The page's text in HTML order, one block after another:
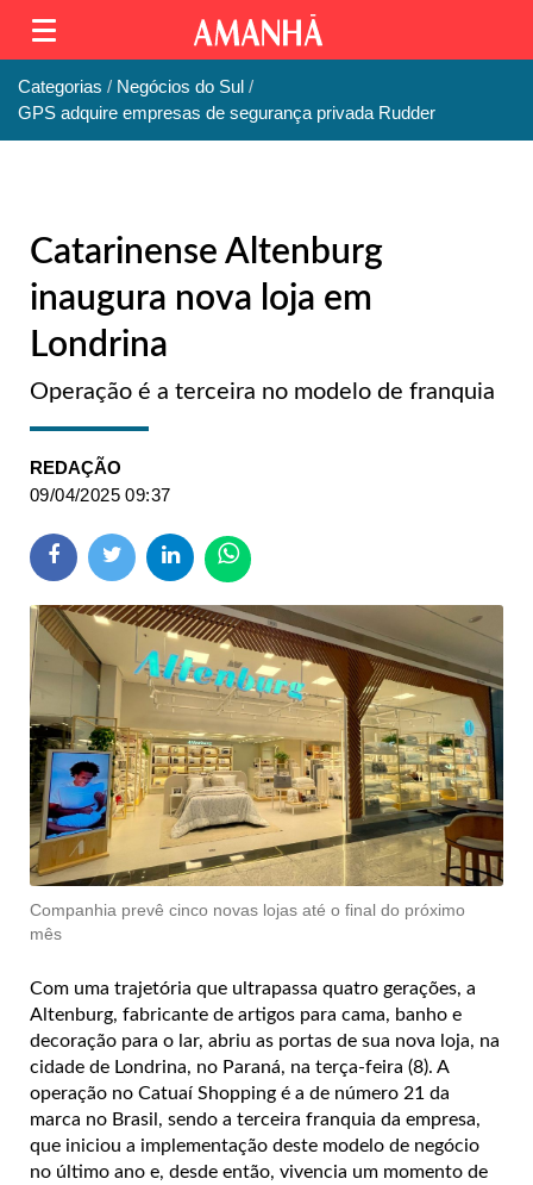
Categorias
Negócios do Sul
GPS adquire empresas de segurança privada Rudder
Catarinense Altenburg
inaugura nova loja em
Londrina
Operação é a terceira no modelo de franquia
REDAÇÃO
09/04/2025 09:37
Companhia prevê cinco novas lojas até o final do próximo
mês
Com uma trajetória que ultrapassa quatro gerações, a
Altenburg, fabricante de artigos para cama, banho e
decoração para o lar, abriu as portas de sua nova loja, na
cidade de Londrina, no Paraná, na terça-feira (8). A
operação no Catuaí Shopping é a de número 21 da
marca no Brasil, sendo a terceira franquia da empresa,
que iniciou a implementação deste modelo de negócio
no último ano e, desde então, vivencia um momento de